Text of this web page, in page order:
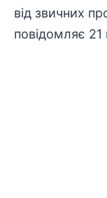
від звичних
повідомляє 21